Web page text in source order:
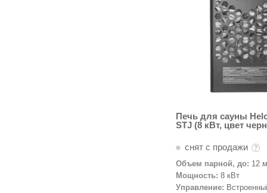
Печь для сауны
STJ (8 кВт, цвет
снят с продажи
Объем парной, до: 12
Мощность: 8 кВт
Управление: